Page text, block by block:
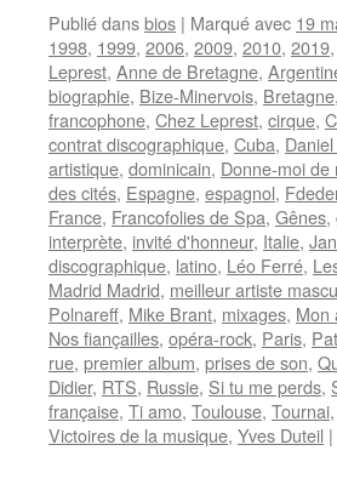
Publié dansbios | Marqué avec 19
1998, 1999, 2006, 2009, 2010, 2019,
Leprest, Anne de Bretagne,
biographie, Bize-Minervois, Bretagne,
francophone, Chez Leprest, cirque,
contrat discographique, Cuba,
artistique, dominicain, Donne-moi de
des cités, Espagne, espagnol,
France, Francofolies de Spa, Gênes,
interprète, invité d'honneur, Italie,
discographique, latino, Léo Ferré,
Madrid Madrid, meilleur artiste
Polnareff, Mike Brant, mixages, Mon
Nos fiançailles, opéra-rock, Paris,
rue, premier album, prises de son,
Didier, RTS, Russie, Si tu me perds,
française, Ti amo, Toulouse, Tournai,
Victoires de la musique, Yves Duteil |